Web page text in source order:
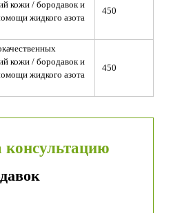
кожи / бородавок и
жидкого азота
450
кожи / бородавок и
жидкого азота
450
консультацию